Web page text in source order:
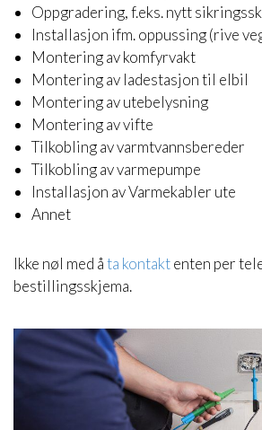
Oppgradering, f.eks. nytt
Installasjon ifm. oppussing (rive
Montering av komfyrvakt
Montering av ladestasjon til elbil
Montering av utebelysning
Montering av vifte
Tilkobling av varmtvannsbereder
Tilkobling av varmepumpe
Installasjon av Varmekabler ute
Annet
Ikke nøl med åta kontaktenten per
bestillingsskjema.